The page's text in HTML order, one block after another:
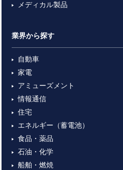
メディカル製品
業界から探す
自動車
家電
アミューズメント
情報通信
住宅
エネルギー（蓄電池）
食品・薬品
石油・化学
船舶・燃焼